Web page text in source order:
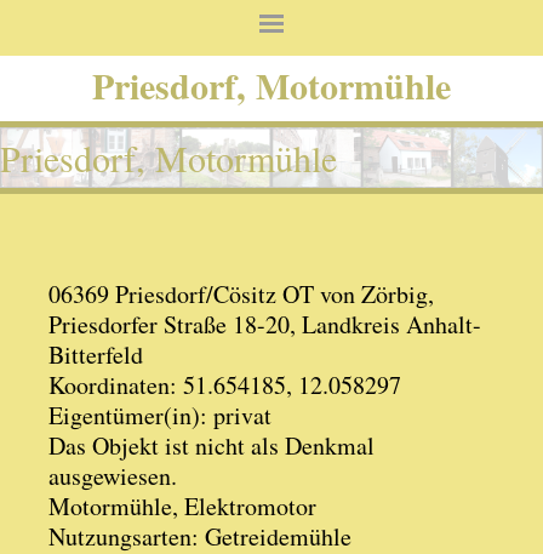
Priesdorf, Motormühle
Priesdorf, Motormühle
06369 Priesdorf/Cösitz OT von Zörbig,
Priesdorfer Straße 18-20, Landkreis Anhalt-
Bitterfeld
Koordinaten: 51.654185, 12.058297
Eigentümer(in): privat
Das Objekt ist nicht als Denkmal
ausgewiesen.
Motormühle, Elektromotor
Nutzungsarten: Getreidemühle